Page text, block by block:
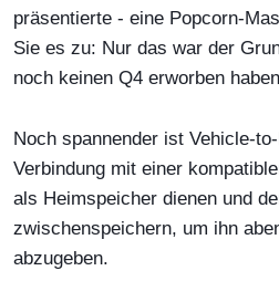
präsentierte - eine Popcorn-
Sie es zu: Nur das war der
noch keinen Q4 erworben
Noch spannender ist Vehicle-
Verbindung mit einer
als Heimspeicher dienen und
zwischenspeichern, um ihn
abzugeben.